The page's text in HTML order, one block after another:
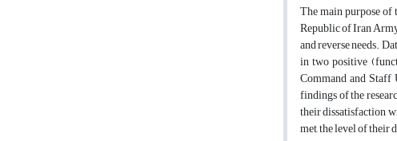
The main purpose
Republic of Iran
and reverse needs.
in two positive
Command and Staff
findings of the
their dissatisfaction
met, the level of their